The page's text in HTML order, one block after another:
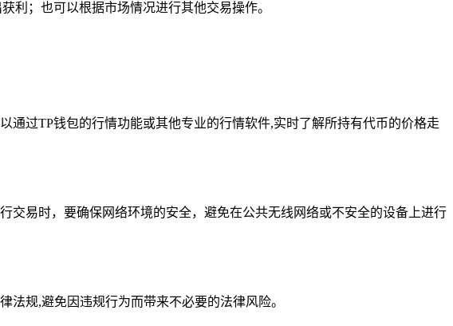
利；也可以根据市场情况进行其他交易操作。
过TP钱包的行情功能或其他专业的行情软件,实时了解所持有代币的价格走
交易时，要确保网络环境的安全，避免在公共无线网络或不安全的设备上进行
规,避免因违规行为而带来不必要的法律风险。